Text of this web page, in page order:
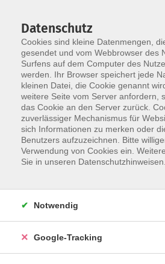
Skip to main content
Der Kurs konnte nicht gefunden
Datenschutz
Cookies sind kleine Datenmengen,
gesendet und vom Webbrowser des
Surfens auf dem Computer des
werden. Ihr Browser speichert jede
kleinen Datei, die Cookie genannt
weitere Seite vom Server anfordern,
das Cookie an den Server zurück.
zuverlässiger Mechanismus für
sich Informationen zu merken oder
Benutzers aufzuzeichnen. Bitte
Verwendung von Cookies ein.
Sie in unseren Datenschutzhinweisen.
Notwendig
Google-Tracking